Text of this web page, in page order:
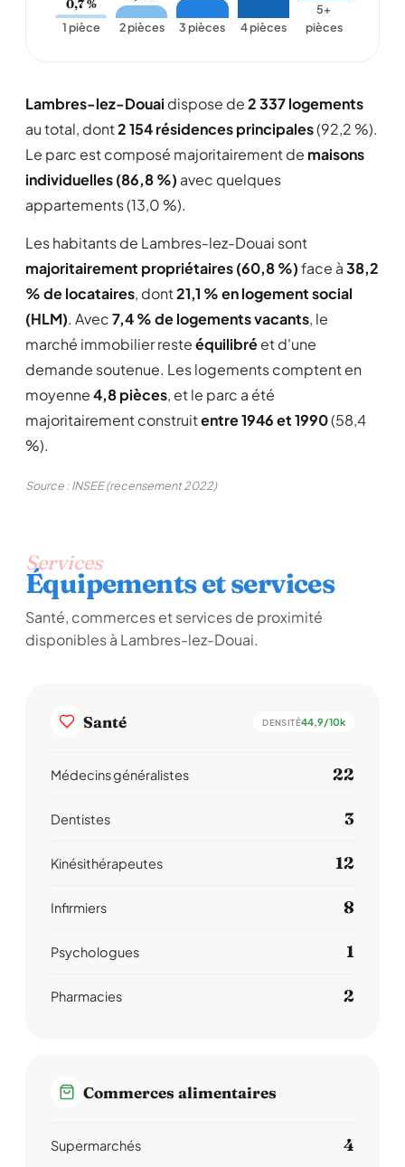
0,7 %
1 pièce
2 pièces 3 pièces 4 pièces
5+
pièces
Lambres-lez-Douai dispose de2 337 logements
au total, dont2 154 résidences principales(92,2 %).
Le parc est composé majoritairement de maisons
individuelles (86,8 %) avec quelques
appartements (13,0 %).
Les habitants de Lambres-lez-Douai sont
majoritairement propriétaires (60,8 %)face à38,2
% de locataires, dont21,1 % en logement social
(HLM). Avec7,4 % de logements vacants, le
marché immobilier resteéquilibréet d'une
demande soutenue. Les logements comptent en
moyenne4,8 pièces, et le parc a été
majoritairement construitentre 1946 et 1990(58,4
%).
Source : INSEE (recensement 2022)
Services
Équipements et services
Santé, commerces et services de proximité
disponibles à Lambres-lez-Douai.
Santé DENSITÉ44,9/10k
Médecins généralistes 22
Dentistes 3
Kinésithérapeutes 12
Infirmiers 8
Psychologues 1
Pharmacies 2
Commerces alimentaires
Supermarchés 4